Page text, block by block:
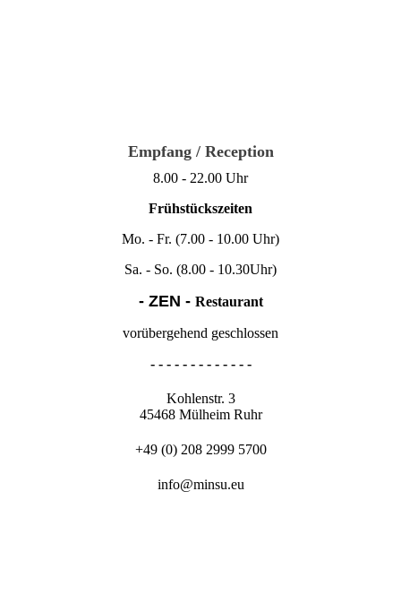
Empfang / Reception
8.00 - 22.00 Uhr
Frühstückszeiten
Mo. - Fr. (7.00 - 10.00 Uhr)
Sa. - So. (8.00 - 10.30Uhr)
- ZEN - Restaurant
vorübergehend geschlossen
- - - - - - - - - - - - -
Kohlenstr. 3
45468 Mülheim Ruhr
+49 (0) 208 2999 5700
info@minsu.eu